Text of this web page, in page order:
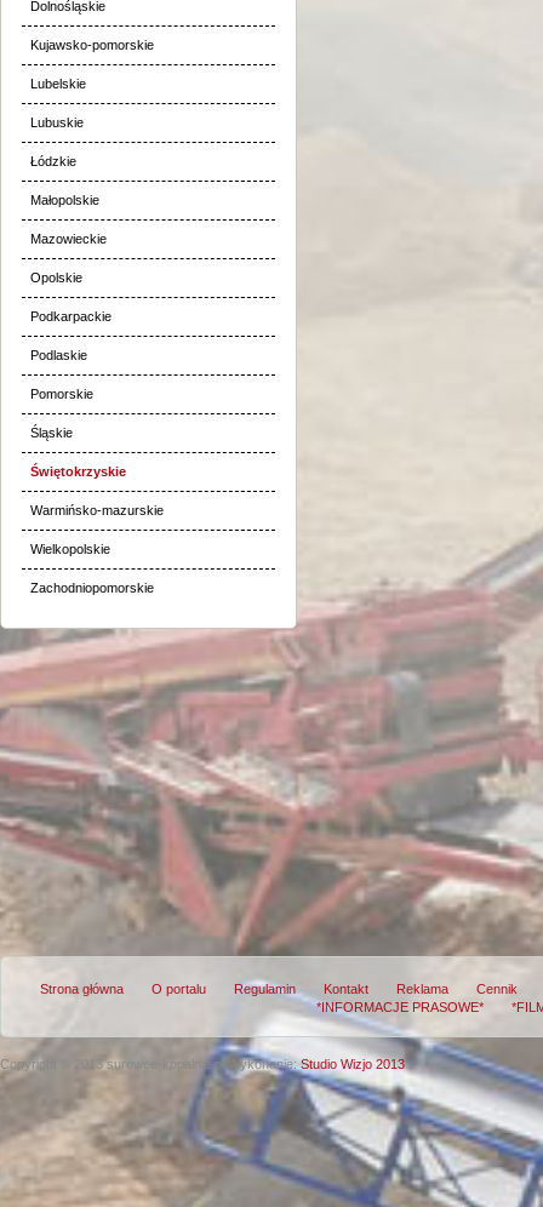
Dolnośląskie
Kujawsko-pomorskie
Lubelskie
Lubuskie
Łódzkie
Małopolskie
Mazowieckie
Opolskie
Podkarpackie
Podlaskie
Pomorskie
Śląskie
Świętokrzyskie
Warmińsko-mazurskie
Wielkopolskie
Zachodniopomorskie
Strona główna O portalu Regulamin Kontakt Reklama
Cennik
*INFORMACJE PRASOWE*
Copyright © 2013 surowce-kopalnie.plWykonanie:Studio Wizjo 2013